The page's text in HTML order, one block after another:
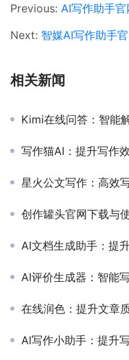
Previous: AI写作助手官网：
Next: 智媒AI写作助手官网：智
相关新闻
Kimi在线问答：智能解答
写作猫AI：提升写作效率的
星火公文写作：高效写作的
创作罐头官网下载与使用指
AI文档生成助手：提升效率
AI评价生成器：智能写作
在线润色：提升文章质量的
Al写作小助手：提升写作效率的